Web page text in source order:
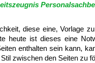
diese eine, Vorlage
heute ist dieses eine
enthalten sein kann,
zwischen den Seiten zu